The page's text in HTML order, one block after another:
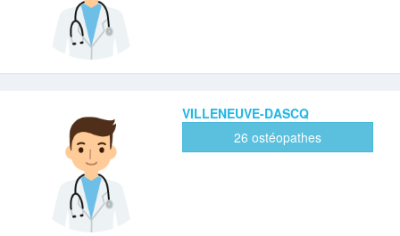
VILLENEUVE-DASCQ
26 ostéopathes